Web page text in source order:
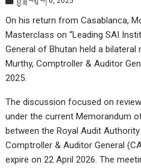
On his return from Casablanca,
Masterclass on “Leading SAI
General of Bhutan held a bilateral
Murthy, Comptroller & Auditor
2025.
The discussion focused on
under the current Memorandum
between the Royal Audit
Comptroller & Auditor General
expire on 22 April 2026. The